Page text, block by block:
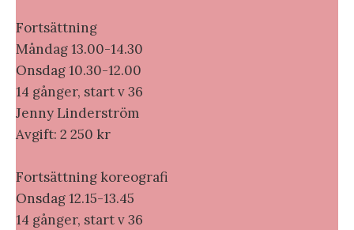
Fortsättning
Måndag 13.00-14.30
Onsdag 10.30-12.00
14 gånger, start v 36
Jenny Linderström
Avgift: 2 250 kr
Fortsättning koreografi
Onsdag 12.15-13.45
14 gånger, start v 36